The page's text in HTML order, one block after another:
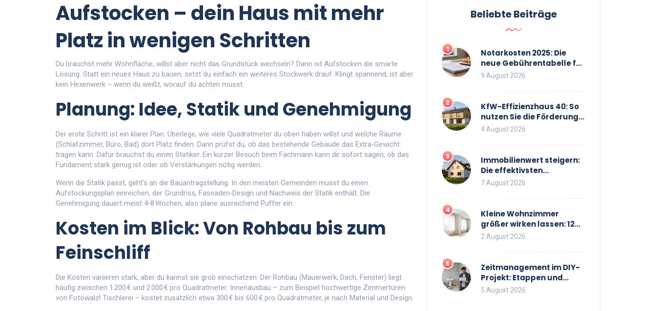
Aufstocken – dein Haus mit mehr
Platz in wenigen Schritten
Du brauchst mehr Wohnfläche, willst aber nicht das Grundstück wechseln? Dann ist Aufstocken die smarte
Lösung. Statt ein neues Haus zu bauen, setzt du einfach ein weiteres Stockwerk drauf. Klingt spannend, ist aber
kein Hexenwerk – wenn du weißt, worauf du achten musst.
Planung: Idee, Statik und Genehmigung
Der erste Schritt ist ein klarer Plan. Überlege, wie viele Quadratmeter du oben haben willst und welche Räume
(Schlafzimmer, Büro, Bad) dort Platz finden. Dann prüfst du, ob das bestehende Gebäude das Extra‑Gewicht
tragen kann. Dafür brauchst du einen Statiker. Ein kurzer Besuch beim Fachmann kann dir sofort sagen, ob das
Fundament stark genug ist oder ob Verstärkungen nötig werden.
Wenn die Statik passt, geht's an die Bau­an­trag­stellung. In den meisten Gemeinden musst du einen
Aufstockungsplan einreichen, der Grundriss, Fassaden‑Design und Nachweis der Statik enthält. Die
Genehmigung dauert meist 4‑8 Wochen, also plane ausreichend Puffer ein.
Kosten im Blick: Von Rohbau bis zum
Feinschliff
Die Kosten variieren stark, aber du kannst sie grob einschätzen. Der Rohbau (Mauerwerk, Dach, Fenster) liegt
häufig zwischen 1 200 € und 2 000 € pro Quadratmeter. Innenausbau – zum Beispiel hochwertige Zimmertüren
von Fotowalzl Tischlerei – kostet zusätzlich etwa 300 € bis 600 € pro Quadratmeter, je nach Material und Design.
Beliebte Beiträge
1
Notarkosten 2025: Die
neue Gebührentabelle für
Immobilienkäufe
9 August 2026
2
KfW-Effizienzhaus 40: So
nutzen Sie die Förderung
optimal für Neubau und
4 August 2026
3
Immobilienwert steigern:
Die effektivsten
Maßnahmen für einen
7 August 2026
4
Kleine Wohnzimmer
größer wirken lassen: 12
bewährte Tricks für mehr
2 August 2026
5
Zeitmanagement im DIY-
Projekt: Etappen und
Puffer richtig planen
5 August 2026